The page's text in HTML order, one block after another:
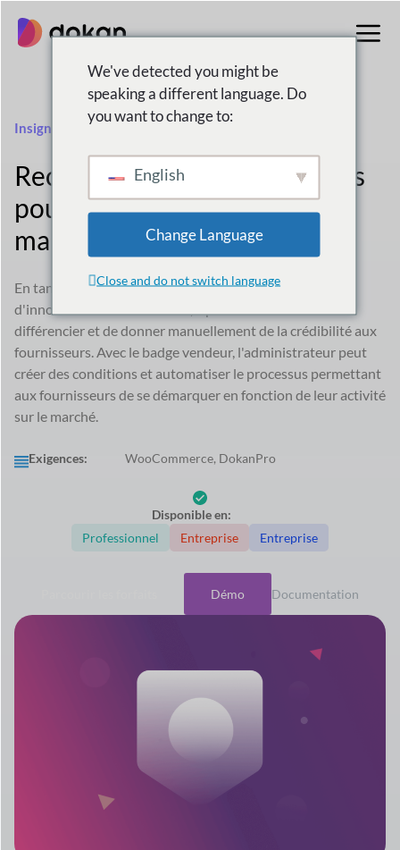
contenu
Insigne de vendeur
Reconnaissez les fournisseurs
pour leurs réalisations sur le
marché avec des badges
En tant que propriétaire de place de marché avec
d'innombrables fournisseurs, il peut être difficile de
différencier et de donner manuellement de la crédibilité aux
fournisseurs. Avec le badge vendeur, l'administrateur peut
créer des conditions et automatiser le processus permettant
aux fournisseurs de se démarquer en fonction de leur activité
sur le marché.
Exigences: WooCommerce, DokanPro
Disponible en:
Professionnel
Entreprise Entreprise
Démo Documentation
We've detected you might be
speaking a different language. Do
you want to change to:
English
Change Language
Close and do not switch language